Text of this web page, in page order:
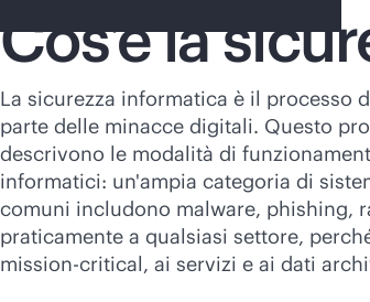
Cos’è la
La sicurezza informatica è il processo
parte delle minacce digitali. Questo
descrivono le modalità di
informatici: un'ampia categoria di
comuni includono malware, phishing,
praticamente a qualsiasi settore,
mission-critical, ai servizi e ai dati